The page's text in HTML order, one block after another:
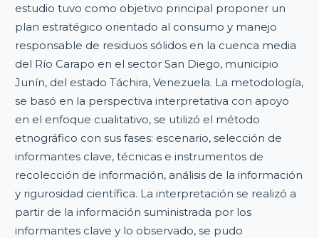
estudio tuvo como objetivo principal proponer un
plan estratégico orientado al consumo y manejo
responsable de residuos sólidos en la cuenca media
del Río Carapo en el sector San Diego, municipio
Junín, del estado Táchira, Venezuela. La metodología,
se basó en la perspectiva interpretativa con apoyo
en el enfoque cualitativo, se utilizó el método
etnográfico con sus fases: escenario, selección de
informantes clave, técnicas e instrumentos de
recolección de información, análisis de la información
y rigurosidad científica. La interpretación se realizó a
partir de la información suministrada por los
informantes clave y lo observado, se pudo